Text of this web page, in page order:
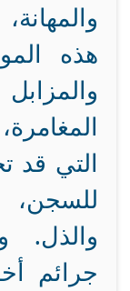
هذه
التي قد
للسجن،
والذل.
جرائم